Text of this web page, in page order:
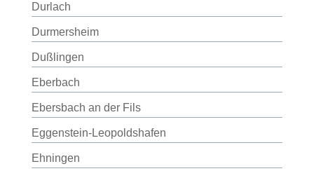
Durlach
Durmersheim
Dußlingen
Eberbach
Ebersbach an der Fils
Eggenstein-Leopoldshafen
Ehningen